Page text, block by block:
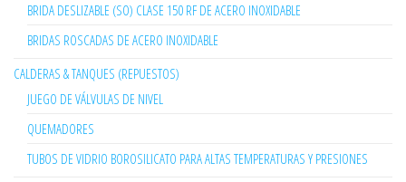
BRIDA DESLIZABLE (SO) CLASE 150 RF DE ACERO INOXIDABLE
BRIDAS ROSCADAS DE ACERO INOXIDABLE
CALDERAS & TANQUES (REPUESTOS)
JUEGO DE VÁLVULAS DE NIVEL
QUEMADORES
TUBOS DE VIDRIO BOROSILICATO PARA ALTAS TEMPERATURAS Y PRESIONES